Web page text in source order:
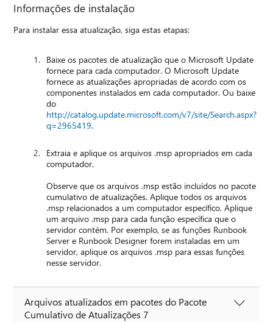
Informações de instalação
Para instalar essa atualização, siga estas etapas:
Baixe os pacotes de atualização que o Microsoft Update
fornece para cada computador. O Microsoft Update
fornece as atualizações apropriadas de acordo com os
componentes instalados em cada computador. Ou baixe
do
http://catalog.update.microsoft.com/v7/site/Search.aspx?
q=2965419.
Extraia e aplique os arquivos .msp apropriados em cada
computador.
Observe que os arquivos .msp estão incluídos no pacote
cumulativo de atualizações. Aplique todos os arquivos
.msp relacionados a um computador específico. Aplique
um arquivo .msp para cada função específica que o
servidor contém. Por exemplo, se as funções Runbook
Server e Runbook Designer forem instaladas em um
servidor, aplique os arquivos .msp para essas funções
nesse servidor.
Arquivos atualizados em pacotes do Pacote
Cumulativo de Atualizações 7